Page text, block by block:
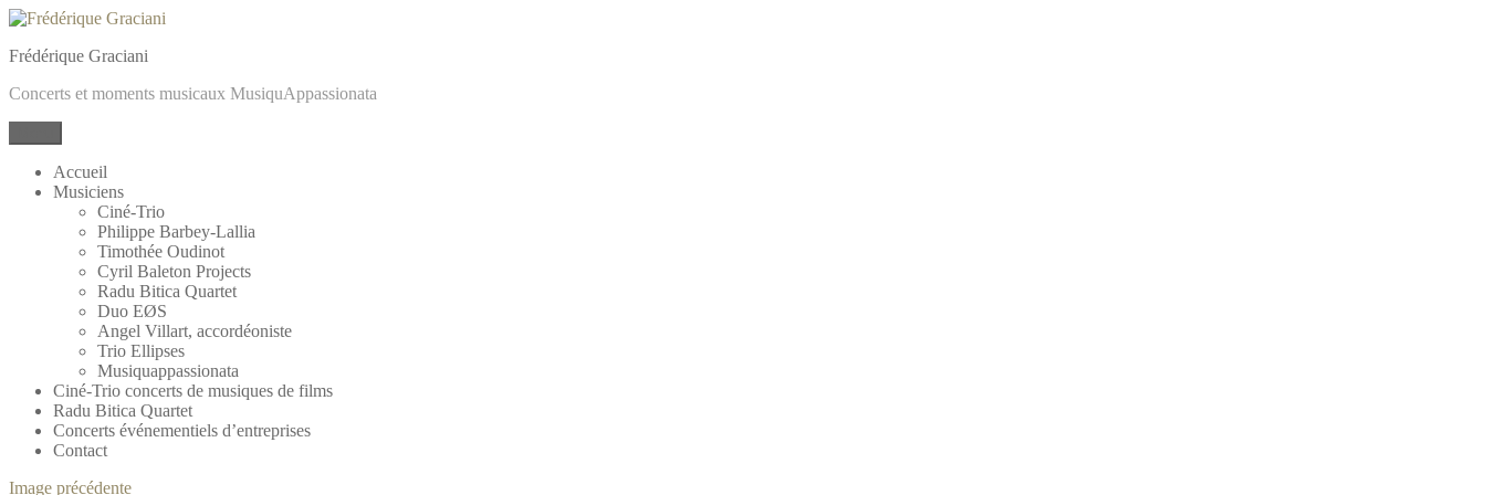
Frédérique Graciani
Concerts et moments musicaux MusiquAppassionata
Accueil
Musiciens
Ciné-Trio
Philippe Barbey-Lallia
Timothée Oudinot
Cyril Baleton Projects
Radu Bitica Quartet
Duo EØS
Angel Villart, accordéoniste
Trio Ellipses
Musiquappassionata
Ciné-Trio concerts de musiques de films
Radu Bitica Quartet
Concerts événementiels d’entreprises
Contact
Image précédente